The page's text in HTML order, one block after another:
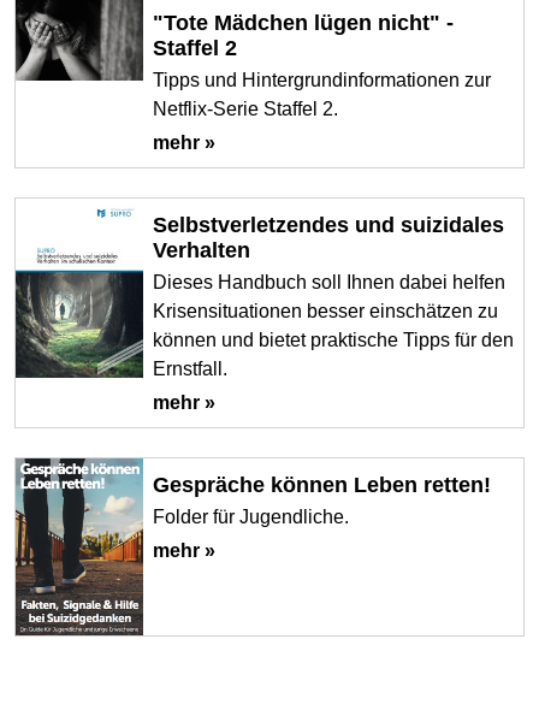
"Tote Mädchen lügen nicht" -
Staffel 2
Tipps und Hintergrundinformationen zur
Netflix-Serie Staffel 2.
mehr »
Selbstverletzendes und suizidales
Verhalten
Dieses Handbuch soll Ihnen dabei helfen
Krisensituationen besser einschätzen zu
können und bietet praktische Tipps für den
Ernstfall.
mehr »
Gespräche können Leben retten!
Folder für Jugendliche.
mehr »